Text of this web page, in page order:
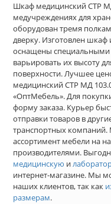
Шкаф медицинский СТР
медучреждениях для
оборудован тремя
дверку. Изготовлен
оснащены
варьировать их высоту
поверхности. Лучшее
медицинский СТР МД
«ОптМебель». Для
форму заказа. Курьер
отправки товаров в
транспортных
ассортимент мебели на
производителями.
медицинскую и
интернет-магазине. Мы
наших клиентов, так как
размерам.